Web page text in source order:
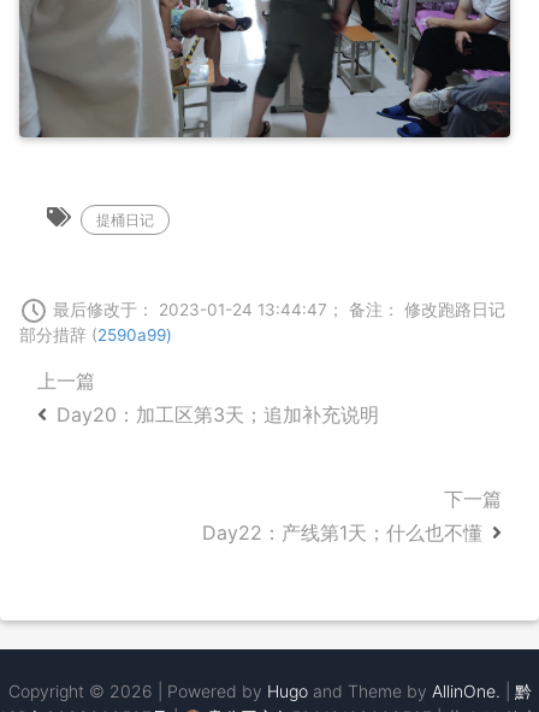
提桶日记
最后修改于： 2023-01-24 13:44:47； 备注： 修改跑路日记
部分措辞 (2590a99)
上一篇
Day20：加工区第3天；追加补充说明
下一篇
Day22：产线第1天；什么也不懂
Copyright © 2026 | Powered by Hugoand Theme by AllinOne.
黔